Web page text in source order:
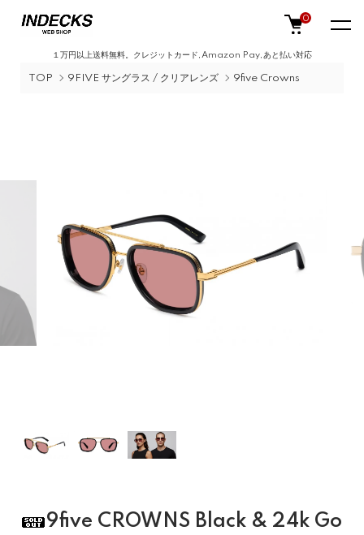
１万円以上送料無料。クレジットカード,Amazon Pay,あと払い対応
0
TOP 9FIVE サングラス / クリアレンズ 9five Crowns
9five CROWNS Black & 24k Go